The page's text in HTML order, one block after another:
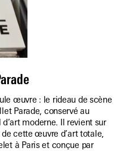
œuvre : le rideau de scène
Parade, conservé au
moderne. Il revient sur
de cette œuvre d’art totale,
à Paris et conçue par